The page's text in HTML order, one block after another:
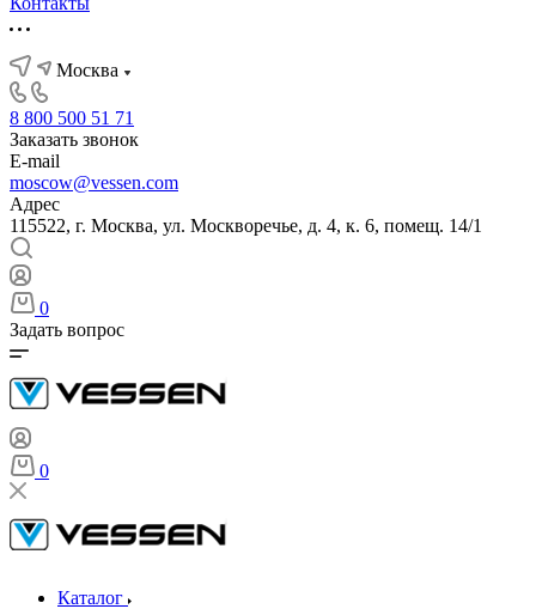
Москва
8 800 500 51 71
Заказать звонок
E-mail
moscow@vessen.com
Адрес
115522, г. Москва, ул. Москворечье, д. 4, к. 6, помещ. 14/1
0
Задать вопрос
0
Каталог